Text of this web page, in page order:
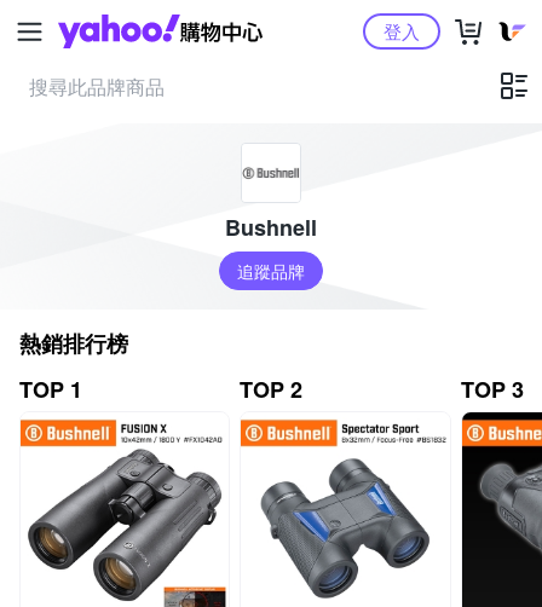
Yahoo購物中心登入
Bushnell
追蹤品牌
熱銷排行榜
TOP 1
TOP 2 TOP 3